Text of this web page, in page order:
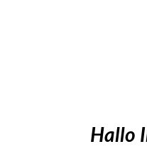
Hallo